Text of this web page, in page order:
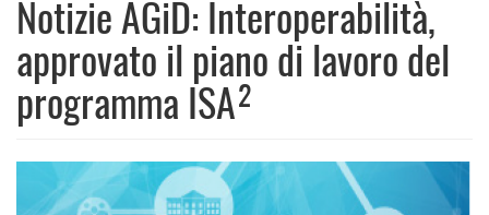
Notizie AGiD: Interoperabilità,
approvato il piano di lavoro del
programma ISA²